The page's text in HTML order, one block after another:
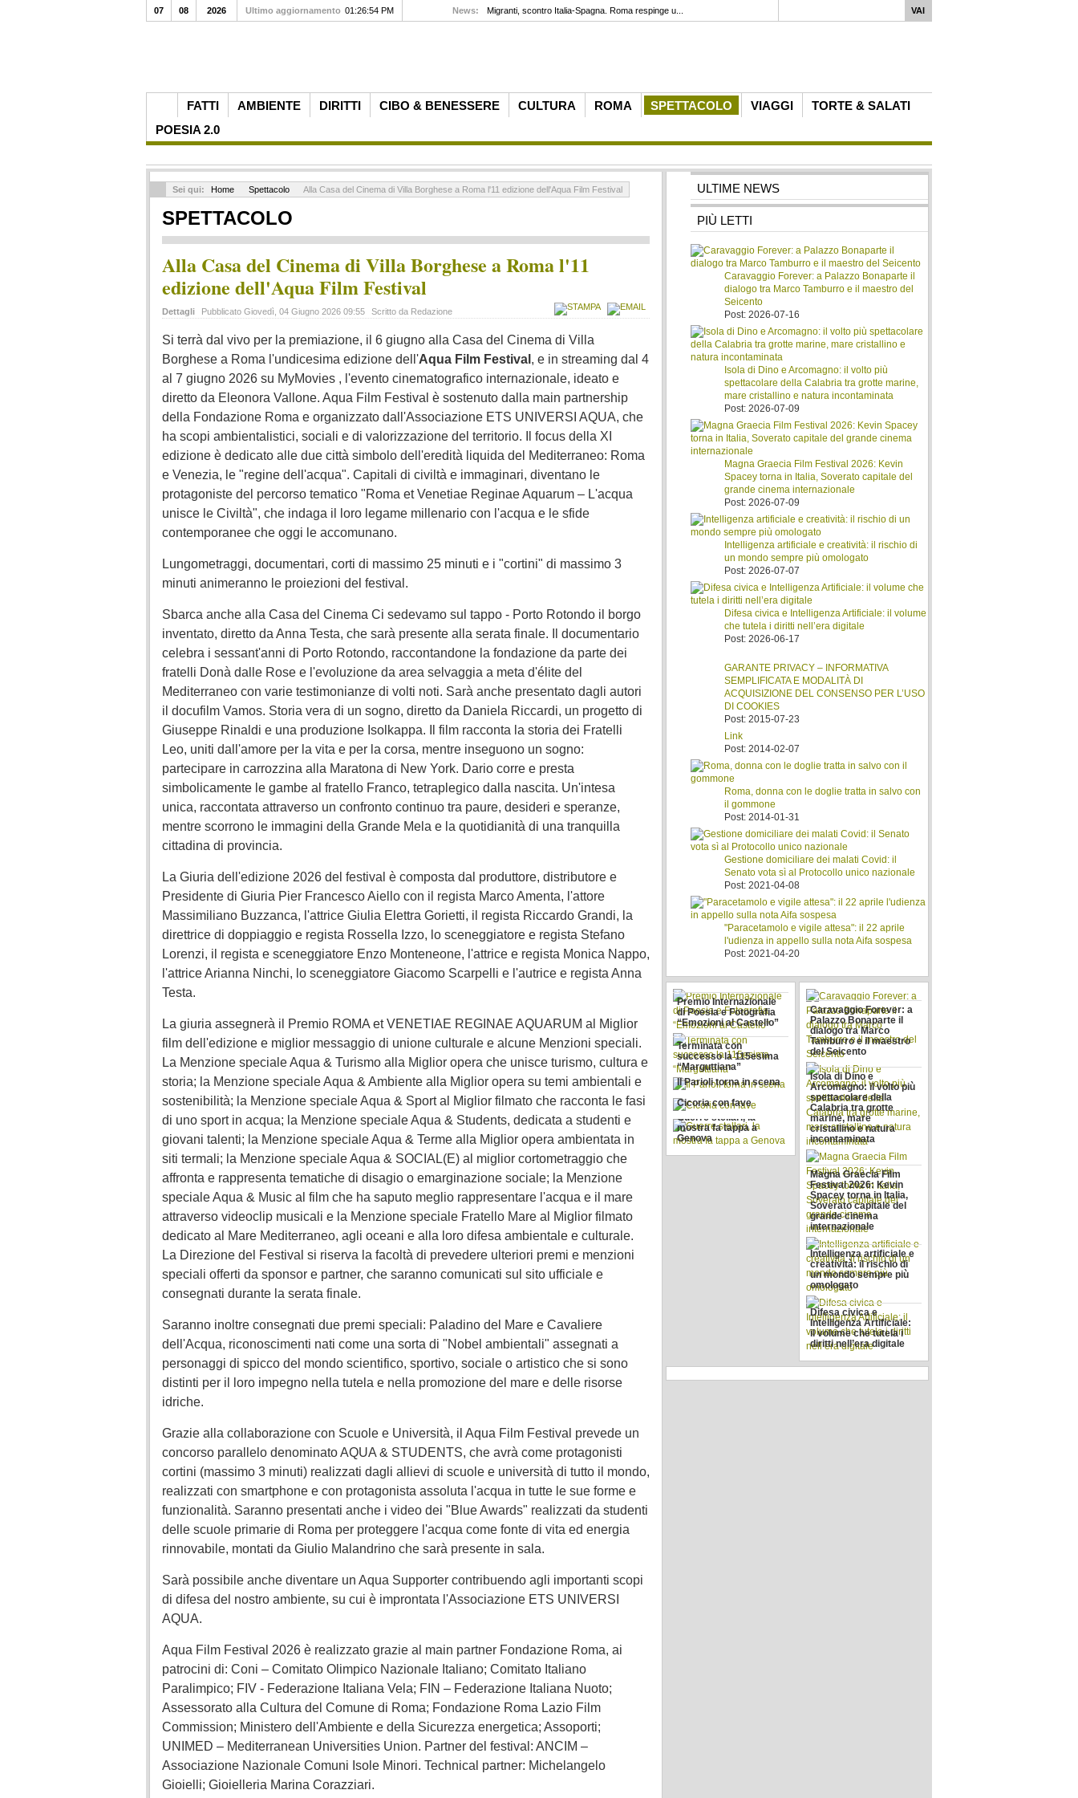
FATTI AMBIENTE DIRITTI CIBO & BENESSERE CULTURA ROMA SPETTACOLO VIAGGI
TORTE & SALATI
POESIA 2.0
07 08 2026 Ultimo aggiornamento 01:26:54 PM News: Migranti, scontro Italia-Spagna. Roma respinge u...
Sei qui: Home Spettacolo Alla Casa del Cinema di Villa Borghese a Roma l'11 edizione dell'Aqua Film Festival
SPETTACOLO
Alla Casa del Cinema di Villa Borghese a Roma l'11
edizione dell'Aqua Film Festival
Dettagli Pubblicato Giovedì, 04 Giugno 2026 09:55 Scritto da Redazione
Si terrà dal vivo per la premiazione, il 6 giugno alla Casa del Cinema di Villa
Borghese a Roma l'undicesima edizione dell'Aqua Film Festival , e in streaming dal 4
al 7 giugno 2026 su MyMovies , l'evento cinematografico internazionale, ideato e
diretto da Eleonora Vallone. Aqua Film Festival è sostenuto dalla main partnership
della Fondazione Roma e organizzato dall'Associazione ETS UNIVERSI AQUA, che
ha scopi ambientalistici, sociali e di valorizzazione del territorio. Il focus della XI
edizione è dedicato alle due città simbolo dell'eredità liquida del Mediterraneo: Roma
e Venezia, le "regine dell'acqua". Capitali di civiltà e immaginari, diventano le
protagoniste del percorso tematico "Roma et Venetiae Reginae Aquarum – L'acqua
unisce le Civiltà", che indaga il loro legame millenario con l'acqua e le sfide
contemporanee che oggi le accomunano.
Lungometraggi, documentari, corti di massimo 25 minuti e i "cortini" di massimo 3
minuti animeranno le proiezioni del festival.
Sbarca anche alla Casa del Cinema Ci sedevamo sul tappo - Porto Rotondo il borgo
inventato, diretto da Anna Testa, che sarà presente alla serata finale. Il documentario
celebra i sessant'anni di Porto Rotondo, raccontandone la fondazione da parte dei
fratelli Donà dalle Rose e l'evoluzione da area selvaggia a meta d'élite del
Mediterraneo con varie testimonianze di volti noti. Sarà anche presentato dagli autori
il docufilm Vamos. Storia vera di un sogno, diretto da Daniela Riccardi, un progetto di
Giuseppe Rinaldi e una produzione Isolkappa. Il film racconta la storia dei Fratelli
Leo, uniti dall'amore per la vita e per la corsa, mentre inseguono un sogno:
partecipare in carrozzina alla Maratona di New York. Dario corre e presta
simbolicamente le gambe al fratello Franco, tetraplegico dalla nascita. Un'intesa
unica, raccontata attraverso un confronto continuo tra paure, desideri e speranze,
mentre scorrono le immagini della Grande Mela e la quotidianità di una tranquilla
cittadina di provincia.
La Giuria dell'edizione 2026 del festival è composta dal produttore, distributore e
Presidente di Giuria Pier Francesco Aiello con il regista Marco Amenta, l'attore
Massimiliano Buzzanca, l'attrice Giulia Elettra Gorietti, il regista Riccardo Grandi, la
direttrice di doppiaggio e regista Rossella Izzo, lo sceneggiatore e regista Stefano
Lorenzi, il regista e sceneggiatore Enzo Monteneone, l'attrice e regista Monica Nappo,
l'attrice Arianna Ninchi, lo sceneggiatore Giacomo Scarpelli e l'autrice e regista Anna
Testa.
La giuria assegnerà il Premio ROMA et VENETIAE REGINAE AQUARUM al Miglior
film dell'edizione e miglior messaggio di unione culturale e alcune Menzioni speciali.
La Menzione speciale Aqua & Turismo alla Miglior opera che unisce turismo, cultura e
storia; la Menzione speciale Aqua & Ambiente alla Miglior opera su temi ambientali e
sostenibilità; la Menzione speciale Aqua & Sport al Miglior filmato che racconta le fasi
di uno sport in acqua; la Menzione speciale Aqua & Students, dedicata a studenti e
giovani talenti; la Menzione speciale Aqua & Terme alla Miglior opera ambientata in
siti termali; la Menzione speciale Aqua & SOCIAL(E) al miglior cortometraggio che
affronta e rappresenta tematiche di disagio o emarginazione sociale; la Menzione
speciale Aqua & Music al film che ha saputo meglio rappresentare l'acqua e il mare
attraverso videoclip musicali e la Menzione speciale Fratello Mare al Miglior filmato
dedicato al Mare Mediterraneo, agli oceani e alla loro difesa ambientale e culturale.
La Direzione del Festival si riserva la facoltà di prevedere ulteriori premi e menzioni
speciali offerti da sponsor e partner, che saranno comunicati sul sito ufficiale e
consegnati durante la serata finale.
Saranno inoltre consegnati due premi speciali: Paladino del Mare e Cavaliere
dell'Acqua, riconoscimenti nati come una sorta di "Nobel ambientali" assegnati a
personaggi di spicco del mondo scientifico, sportivo, sociale o artistico che si sono
distinti per il loro impegno nella tutela e nella promozione del mare e delle risorse
idriche.
Grazie alla collaborazione con Scuole e Università, il Aqua Film Festival prevede un
concorso parallelo denominato AQUA & STUDENTS, che avrà come protagonisti
cortini (massimo 3 minuti) realizzati dagli allievi di scuole e università di tutto il mondo,
realizzati con smartphone e con protagonista assoluta l'acqua in tutte le sue forme e
funzionalità. Saranno presentati anche i video dei "Blue Awards" realizzati da studenti
delle scuole primarie di Roma per proteggere l'acqua come fonte di vita ed energia
rinnovabile, montati da Giulio Malandrino che sarà presente in sala.
Sarà possibile anche diventare un Aqua Supporter contribuendo agli importanti scopi
di difesa del nostro ambiente, su cui è improntata l'Associazione ETS UNIVERSI
AQUA.
Aqua Film Festival 2026 è realizzato grazie al main partner Fondazione Roma, ai
patrocini di: Coni – Comitato Olimpico Nazionale Italiano; Comitato Italiano
Paralimpico; FIV - Federazione Italiana Vela; FIN – Federazione Italiana Nuoto;
Assessorato alla Cultura del Comune di Roma; Fondazione Roma Lazio Film
Commission; Ministero dell'Ambiente e della Sicurezza energetica; Assoporti;
UNIMED – Mediterranean Universities Union. Partner del festival: ANCIM –
Associazione Nazionale Comuni Isole Minori. Technical partner: Michelangelo
Gioielli; Gioielleria Marina Corazziari.
ULTIME NEWS
PIÙ LETTI
Caravaggio Forever: a Palazzo Bonaparte il
dialogo tra Marco Tamburro e il maestro del
Seicento
Post: 2026-07-16
Isola di Dino e Arcomagno: il volto più
spettacolare della Calabria tra grotte marine,
mare cristallino e natura incontaminata
Post: 2026-07-09
Magna Graecia Film Festival 2026: Kevin
Spacey torna in Italia, Soverato capitale del
grande cinema internazionale
Post: 2026-07-09
Intelligenza artificiale e creatività: il rischio di
un mondo sempre più omologato
Post: 2026-07-07
Difesa civica e Intelligenza Artificiale: il volume
che tutela i diritti nell’era digitale
Post: 2026-06-17
GARANTE PRIVACY – INFORMATIVA
SEMPLIFICATA E MODALITÀ DI
ACQUISIZIONE DEL CONSENSO PER L’USO
DI COOKIES
Post: 2015-07-23
Link
Post: 2014-02-07
Roma, donna con le doglie tratta in salvo con
il gommone
Post: 2014-01-31
Gestione domiciliare dei malati Covid: il
Senato vota sì al Protocollo unico nazionale
Post: 2021-04-08
"Paracetamolo e vigile attesa": il 22 aprile
l'udienza in appello sulla nota Aifa sospesa
Post: 2021-04-20
Premio Internazionale
di Poesia e Fotografia
“Emozioni al Castello”
Terminata con
successo la 115esima
“Marguttiana”
Il Parioli torna in scena
Cicoria con fave
Guerre stellari, la
mostra fa tappa a
Genova
Caravaggio Forever: a
Palazzo Bonaparte il
dialogo tra Marco
Tamburro e il maestro
del Seicento
Isola di Dino e
Arcomagno: il volto più
spettacolare della
Calabria tra grotte
marine, mare
cristallino e natura
incontaminata
Magna Graecia Film
Festival 2026: Kevin
Spacey torna in Italia,
Soverato capitale del
grande cinema
internazionale
Intelligenza artificiale e
creatività: il rischio di
un mondo sempre più
omologato
Difesa civica e
Intelligenza Artificiale:
il volume che tutela i
diritti nell’era digitale